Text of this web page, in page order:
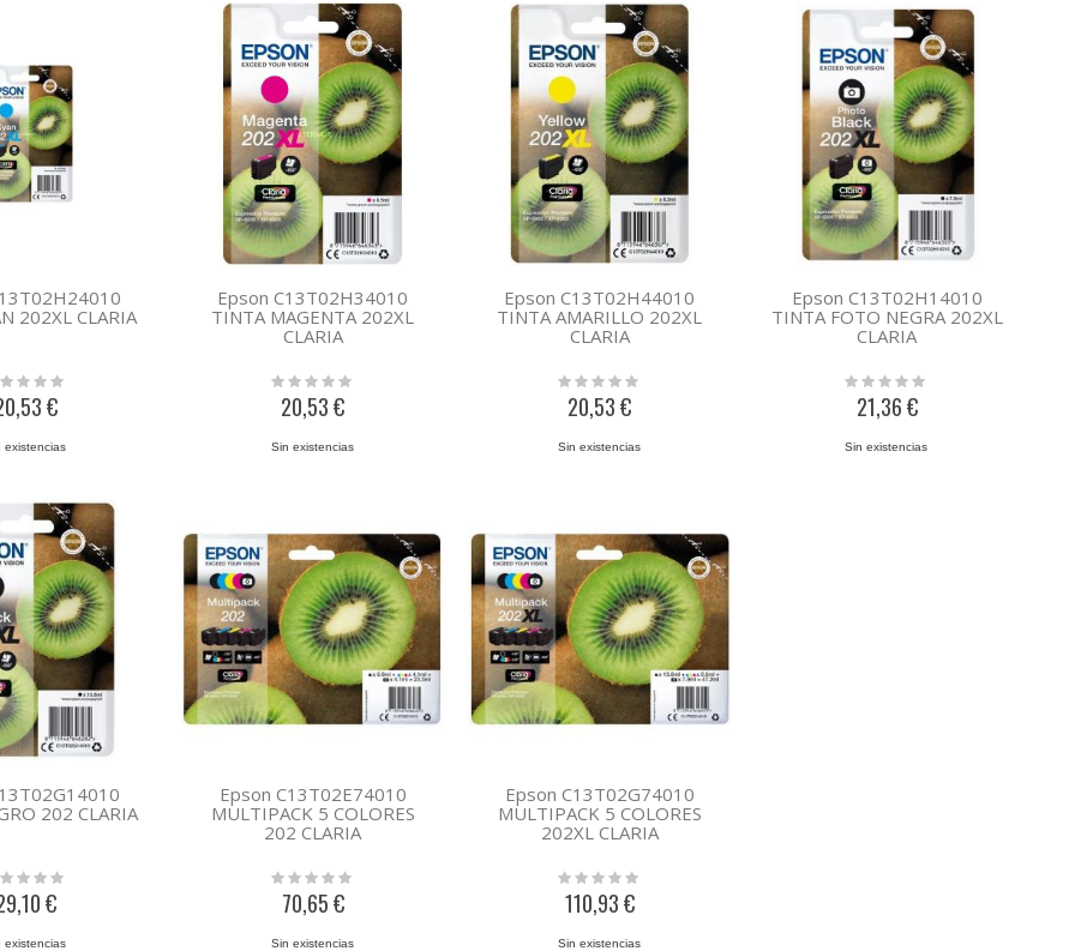
202XL CLARIA
€
existencias
Epson C13T02H34010
TINTA MAGENTA 202XL
CLARIA
Rating:
20,53 €
Sin existencias
Epson C13T02H44010
TINTA AMARILLO 202XL
CLARIA
Rating:
20,53 €
Sin existencias
Epson C13T02H14010
TINTA FOTO NEGRA 202XL
CLARIA
Rating:
21,36 €
Sin existencias
202 CLARIA
€
existencias
Epson C13T02E74010
MULTIPACK 5 COLORES
202 CLARIA
Rating:
70,65 €
Sin existencias
Epson C13T02G74010
MULTIPACK 5 COLORES
202XL CLARIA
Rating:
110,93 €
Sin existencias